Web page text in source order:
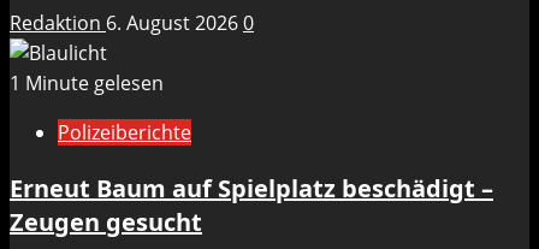
Redaktion 6. August 20260
1 Minute gelesen
Polizeiberichte
Erneut Baum auf Spielplatz beschädigt –
Zeugen gesucht